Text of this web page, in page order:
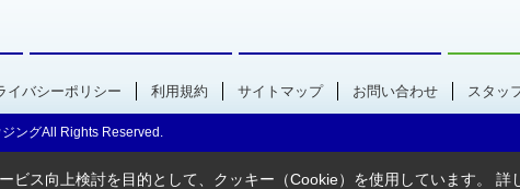
イバシーポリシー 利用規約 サイトマップ お問い合わせ スタッ
ングAll Rights Reserved.
ビス向上検討を目的として、クッキー（Cookie）を使用しています。 詳